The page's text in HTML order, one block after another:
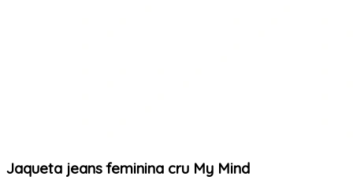
Jaqueta jeans feminina cru My Mind